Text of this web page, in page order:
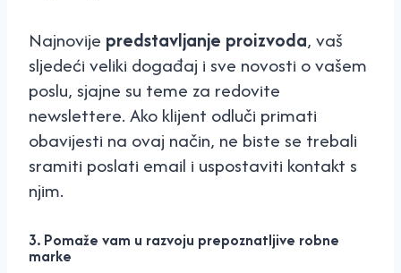
Najnovije predstavljanje proizvoda, vaš
sljedeći veliki događaj i sve novosti o vašem
poslu, sjajne su teme za redovite
newslettere. Ako klijent odluči primati
obavijesti na ovaj način, ne biste se trebali
sramiti poslati email i uspostaviti kontakt s
njim.
3. Pomaže vam u razvoju prepoznatljive robne
marke